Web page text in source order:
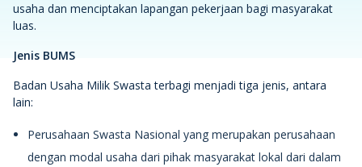
usaha dan menciptakan lapangan pekerjaan bagi masyarakat
luas.
Jenis BUMS
Badan Usaha Milik Swasta terbagi menjadi tiga jenis, antara
lain:
Perusahaan Swasta Nasional yang merupakan perusahaan
dengan modal usaha dari pihak masyarakat lokal dari dalam